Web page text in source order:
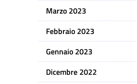
Marzo 2023
Febbraio 2023
Gennaio 2023
Dicembre 2022